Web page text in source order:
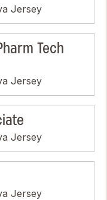
Jersey
Tech
Jersey
Jersey
Jersey